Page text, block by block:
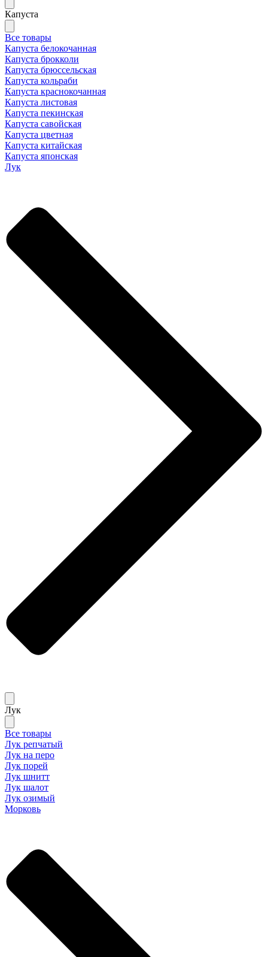
Капуста
Все товары
Капуста белокочанная
Капуста брокколи
Капуста брюссельская
Капуста кольраби
Капуста краснокочанная
Капуста листовая
Капуста пекинская
Капуста савойская
Капуста цветная
Капуста китайская
Капуста японская
Лук
Лук
Все товары
Лук репчатый
Лук на перо
Лук порей
Лук шнитт
Лук шалот
Лук озимый
Морковь